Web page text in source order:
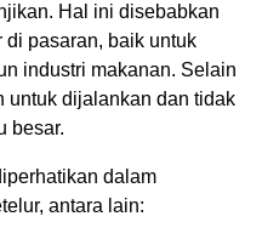
Hal ini disebabkan
pasaran, baik untuk
industri makanan. Selain
untuk dijalankan dan tidak
besar.
dalam
antara lain: